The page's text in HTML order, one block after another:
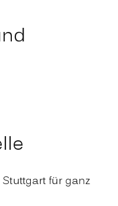
für ganz